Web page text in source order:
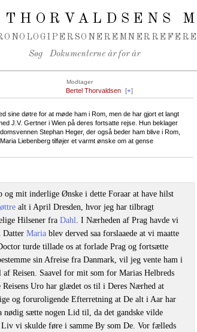
THORVALDSENS
PERSONER EMNER
Søg Dokumenterne år for år
Modtager
Bertel Thorvaldsen [+]
sine døtre for at møde ham i Rom, men de har gjort et langt
J.V. Gertner i Wien på deres fortsatte rejse. Hun beklager
Stephan Heger, der også beder ham blive i Rom,
Liebenberg tilføjer et varmt ønske om at gense
mit inderlige Ønske i dette Foraar at have hilst
alt i April Dresden, hvor jeg har tilbragt
Hilsener fra Dahl. I Nærheden af Prag havde vi
Datter Maria blev derved saa forslaaede at vi maatte
turde tillade os at forlade Prag og fortsætte
sin Afreise fra Danmark, vil jeg vente ham i
Reisen. Saavel for mit som for Marias Helbreds
Uro har glædet os til i Deres Nærhed at
og foruroligende Efterretning at De alt i Aar har
nødig sætte nogen Lid til, da det gandske vilde
vi skulde føre i samme By som De. Vor fælleds